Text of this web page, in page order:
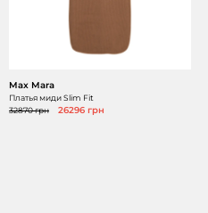
Max Mara
Платья миди Slim Fit
32870 грн
26296 грн